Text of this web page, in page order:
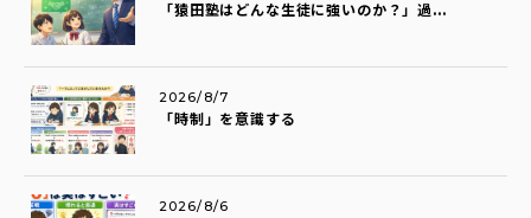
「猿田塾はどんな生徒に強いのか？」過...
「時制」を意識する
2026/8/7
2026/8/6